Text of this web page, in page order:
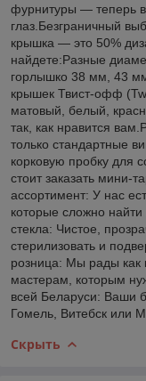
фурнитуры — теперь
глаз.Безграничный
крышка — это 50%
найдете:Разные
горлышко 38 мм, 43
крышек Твист-офф
матовый, белый,
так, как нравится
только стандартные
корковую пробку для
стоит заказать мини-
ассортимент: У нас
которые сложно
стекла: Чистое,
стерилизовать и
розница: Мы рады как
мастерам, которым
всей Беларуси: Ваши
Гомель, Витебск или
Скрыть